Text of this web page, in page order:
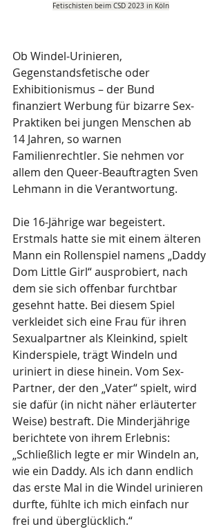
Fetischisten beim CSD 2023 in Köln
Ob Windel-Urinieren,
Gegenstandsfetische oder
Exhibitionismus – der Bund
finanziert Werbung für bizarre Sex-
Praktiken bei jungen Menschen ab
14 Jahren, so warnen
Familienrechtler. Sie nehmen vor
allem den Queer-Beauftragten Sven
Lehmann in die Verantwortung.
Die 16-Jährige war begeistert.
Erstmals hatte sie mit einem älteren
Mann ein Rollenspiel namens „Daddy
Dom Little Girl“ ausprobiert, nach
dem sie sich offenbar furchtbar
gesehnt hatte. Bei diesem Spiel
verkleidet sich eine Frau für ihren
Sexualpartner als Kleinkind, spielt
Kinderspiele, trägt Windeln und
uriniert in diese hinein. Vom Sex-
Partner, der den „Vater“ spielt, wird
sie dafür (in nicht näher erläuterter
Weise) bestraft. Die Minderjährige
berichtete von ihrem Erlebnis:
„Schließlich legte er mir Windeln an,
wie ein Daddy. Als ich dann endlich
das erste Mal in die Windel urinieren
durfte, fühlte ich mich einfach nur
frei und überglücklich.“